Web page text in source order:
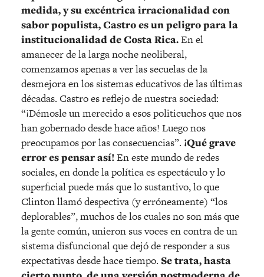
medida, y su excéntrica irracionalidad con
sabor populista, Castro es un peligro para la
institucionalidad de Costa Rica.En el
amanecer de la larga noche neoliberal,
comenzamos apenas a ver las secuelas de la
desmejora en los sistemas educativos de las últimas
décadas. Castro es reflejo de nuestra sociedad:
“¡Démosle un merecido a esos politicuchos que nos
han gobernado desde hace años! Luego nos
preocupamos por las consecuencias”. ¡Qué grave
error es pensar así!En este mundo de redes
sociales, en donde la política es espectáculo y lo
superficial puede más que lo sustantivo, lo que
Clinton llamó despectiva (y erróneamente) “los
deplorables”, muchos de los cuales no son más que
la gente común, unieron sus voces en contra de un
sistema disfuncional que dejó de responder a sus
expectativas desde hace tiempo. Se trata, hasta